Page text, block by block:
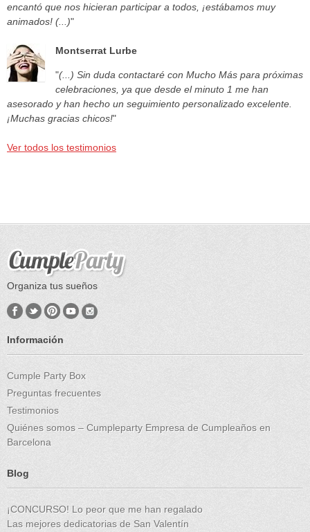
encantó que nos hicieran participar a todos, ¡estábamos muy
animados! (...)"
Montserrat Lurbe
"(...) Sin duda contactaré con Mucho Más para próximas
celebraciones, ya que desde el minuto 1 me han
asesorado y han hecho un seguimiento personalizado excelente.
¡Muchas gracias chicos!"
Ver todos los testimonios
Organiza tus sueños
Información
Cumple Party Box
Preguntas frecuentes
Testimonios
Quiénes somos – Cumpleparty Empresa de Cumpleaños en
Barcelona
Blog
¡CONCURSO! Lo peor que me han regalado
Las mejores dedicatorias de San Valentín